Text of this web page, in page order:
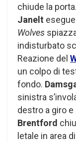
chiude la
Janelt
Wolves
indisturbato
Reazione del
un colpo di
fondo.
sinistra
destro a giro e
Brentford
letale in area